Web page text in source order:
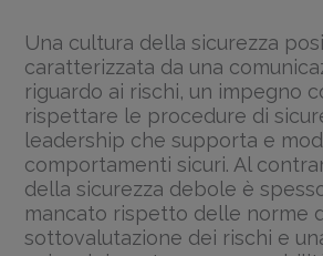
Una cultura della sicurezza
caratterizzata da una
riguardo ai rischi, un impegno
rispettare le procedure di
leadership che supporta e
comportamenti sicuri. Al
della sicurezza debole è
mancato rispetto delle norme
sottovalutazione dei rischi e